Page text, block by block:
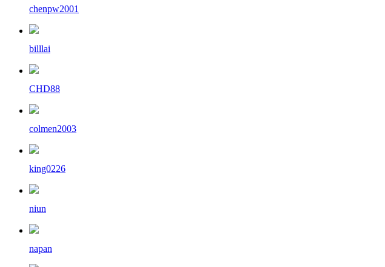
chenpw2001
billlai
CHD88
colmen2003
king0226
niun
napan